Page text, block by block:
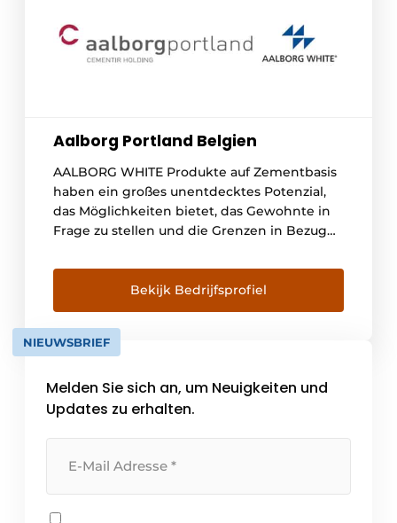
Aalborg Portland Belgien
AALBORG WHITE Produkte auf Zementbasis
haben ein großes unentdecktes Potenzial,
das Möglichkeiten bietet, das Gewohnte in
Frage zu stellen und die Grenzen in Bezug
Baumaterialien der Zukunft. Plastisch
formbare Eigenschaften, die echten Farben
des Regenbogens oder die glatte weiße
Oberfläche, die das Spiel des Lichts
ermöglicht [...]
Bekijk Bedrijfsprofiel
NIEUWSBRIEF
Melden Sie sich an, um Neuigkeiten und
Updates zu erhalten.